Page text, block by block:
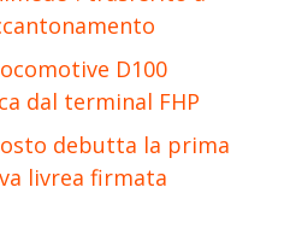
D100
dal terminal FHP
debutta la prima
livrea firmata